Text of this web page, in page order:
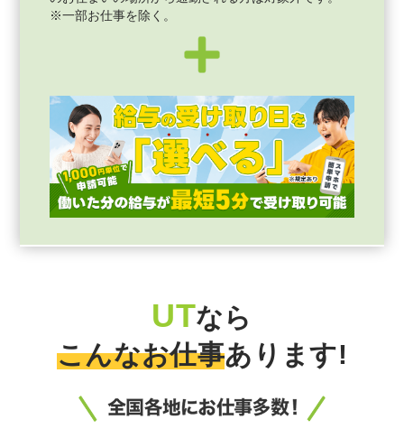
※一部お仕事を除く。
UTなら
こんなお仕事あります!